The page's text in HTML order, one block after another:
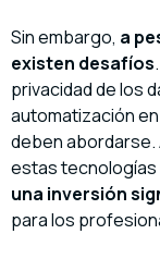
Sin embargo, a
existen desafíos
privacidad de los
automatización
deben abordarse.
estas tecnologías
una inversión
para los